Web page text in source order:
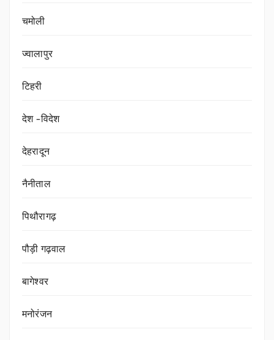
चमोली
ज्वालापुर
टिहरी
देश -विदेश
देहरादून
नैनीताल
पिथौरागढ़
पौड़ी गढ़वाल
बागेश्वर
मनोरंजन